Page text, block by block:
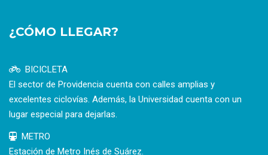
¿CÓMO LLEGAR?
BICICLETA
El sector de Providencia cuenta con calles amplias y
excelentes ciclovías. Además, la Universidad cuenta con un
lugar especial para dejarlas.
METRO
Estación de Metro Inés de Suárez.